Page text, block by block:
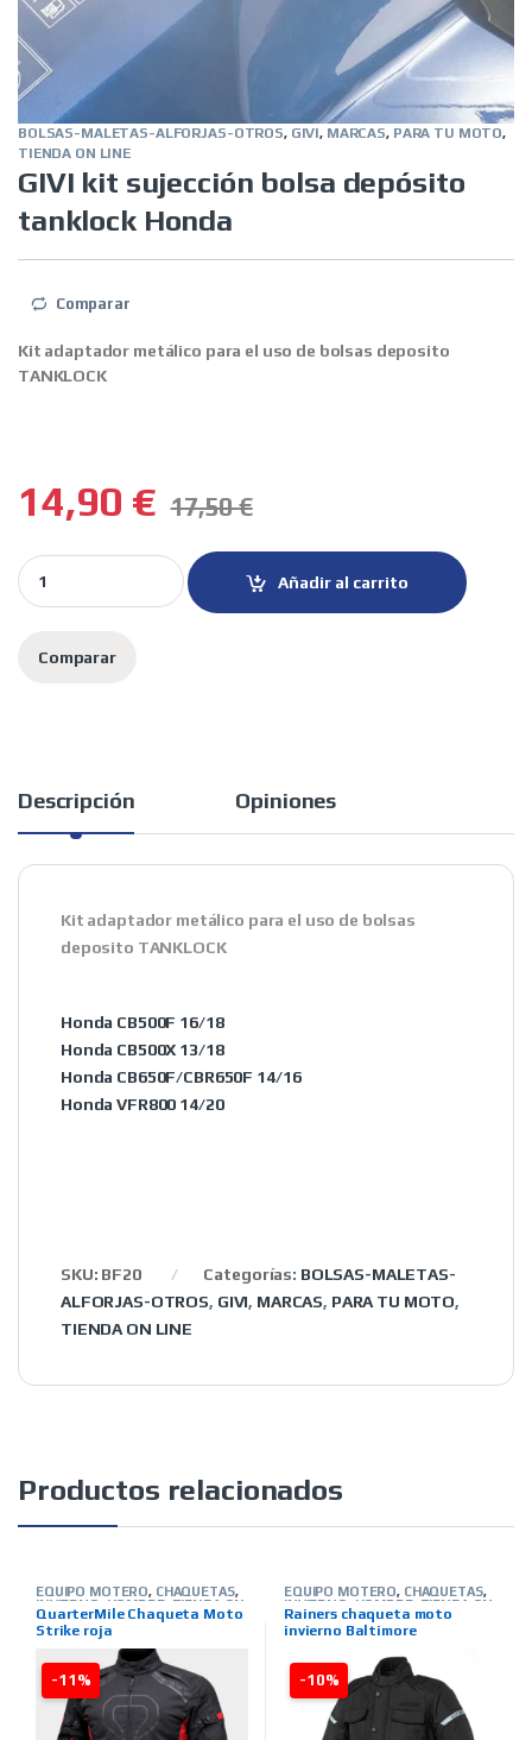
BOLSAS-MALETAS-ALFORJAS-OTROS, GIVI, MARCAS, PARA TU MOTO,
TIENDA ON LINE
GIVI kit sujección bolsa depósito
tanklock Honda
Comparar
Kit adaptador metálico para el uso de bolsas deposito
TANKLOCK
14,90 € 17,50€
GIVI kit sujección bolsa depósito tanklock Honda quantity
Añadir al carrito
Comparar
Descripción Opiniones
Kit adaptador metálico para el uso de bolsas
deposito TANKLOCK
Honda CB500F 16/18
Honda CB500X 13/18
Honda CB650F/CBR650F 14/16
Honda VFR800 14/20
SKU: BF20 Categorías: BOLSAS-MALETAS-
ALFORJAS-OTROS, GIVI, MARCAS, PARA TU MOTO,
TIENDA ON LINE
Productos relacionados
-11%
EQUIPO MOTERO, CHAQUETAS,
INVIERNO
HOMBRE, TIENDA ON
LINE,MARCAS ,QUARTER MILE
QuarterMile Chaqueta Moto
Strike roja
-10%
EQUIPO MOTERO, CHAQUETAS,
INVIERNO
HOMBRE, TIENDA ON
LINE,MARCAS ,RAINERS
Rainers chaqueta moto
invierno Baltimore